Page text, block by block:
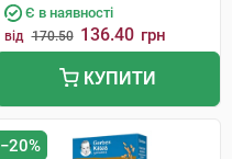
Є в наявності
від 170.50 136.40 грн
КУПИТИ
−20%